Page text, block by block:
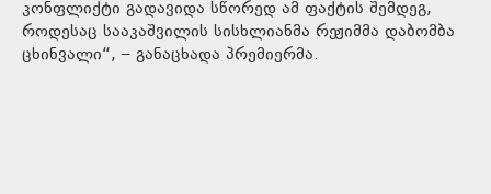
კონფლიქტი გადავიდა სწორედ ამ ფაქტის შემდეგ,
როდესაც სააკაშვილის სისხლიანმა რეჟიმმა დაბომბა
ცხინვალი“, – განაცხადა პრემიერმა.